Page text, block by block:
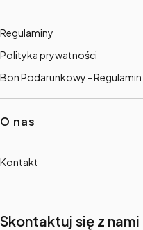
Regulaminy
Polityka prywatności
Bon Podarunkowy - Regulamin
O nas
Kontakt
Skontaktuj się z nami